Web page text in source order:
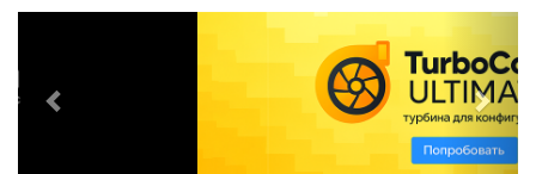
e
e
x
t